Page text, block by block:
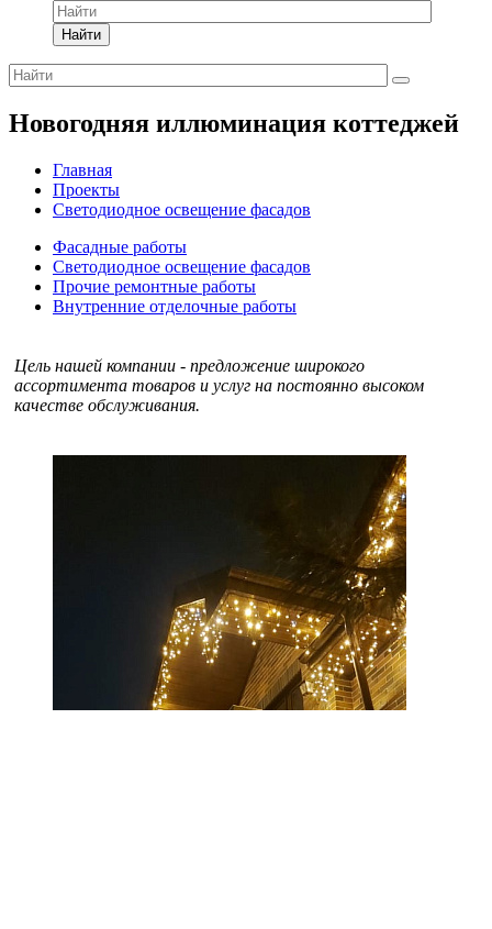
Найти
Новогодняя иллюминация коттеджей
Главная
Проекты
Светодиодное освещение фасадов
Фасадные работы
Светодиодное освещение фасадов
Прочие ремонтные работы
Внутренние отделочные работы
Цель нашей компании - предложение широкого
ассортимента товаров и услуг на постоянно высоком
качестве обслуживания.